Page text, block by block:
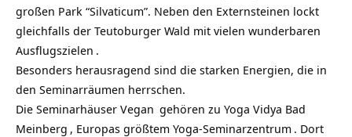
großen Park “Silvaticum”. Neben den Externsteinen lockt
gleichfalls der Teutoburger Wald mit vielen wunderbaren
Ausflugszielen .
Besonders herausragend sind die starken Energien, die in
den Seminarräumen herrschen.
Die Seminarhäuser Vegan gehören zu Yoga Vidya Bad
Meinberg , Europas größtem Yoga-Seminarzentrum . Dort